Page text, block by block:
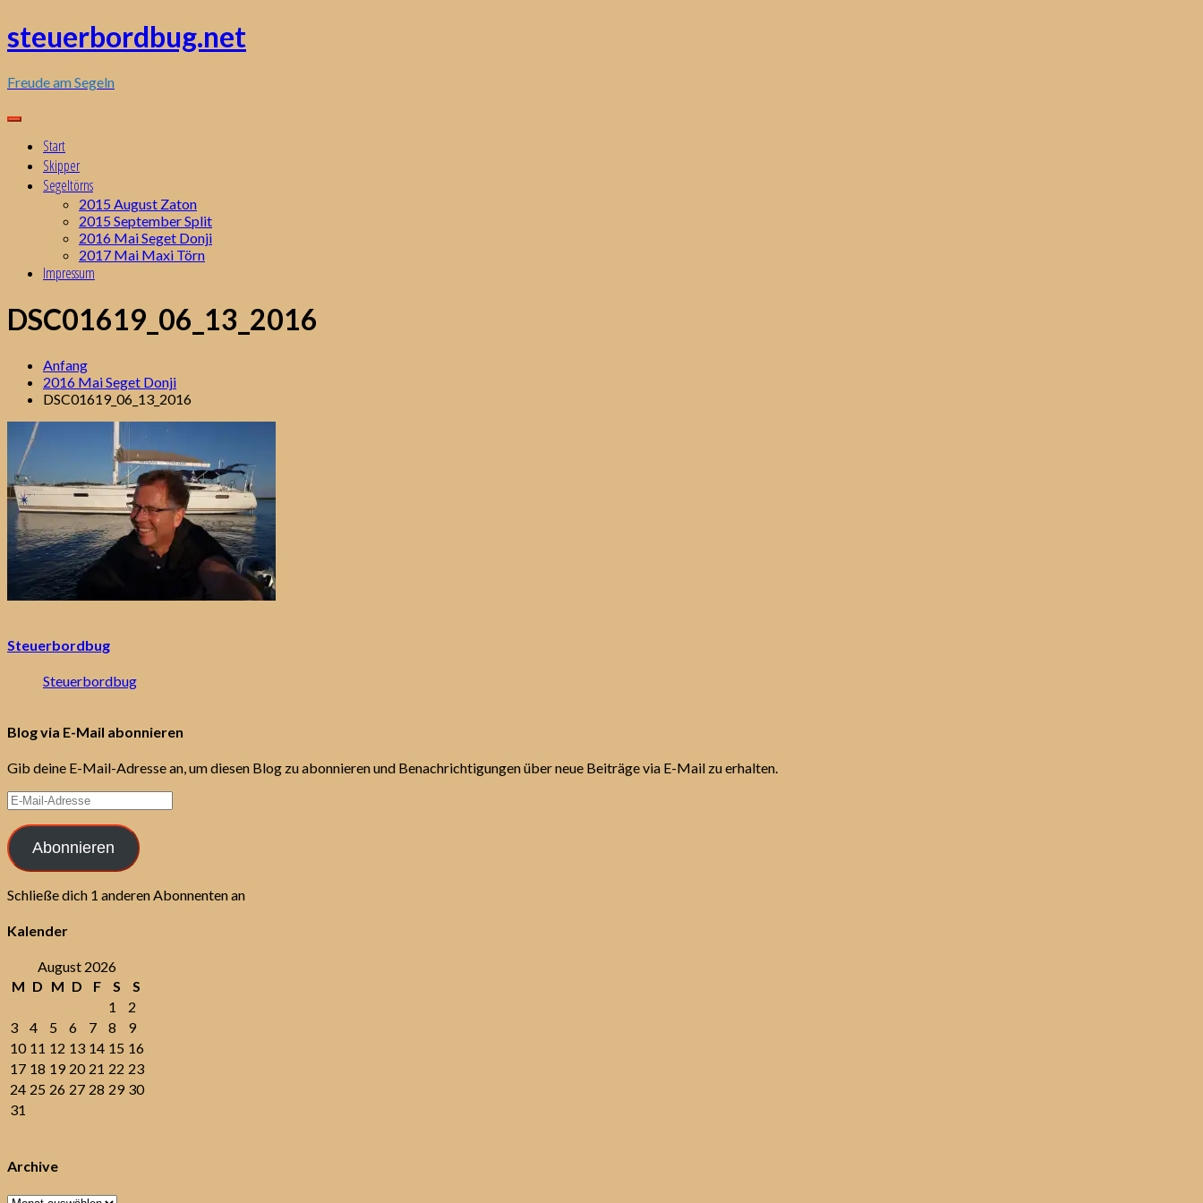
Zum
Inhalt
steuerbordbug.net
Freude am Segeln
Start
Skipper
Segeltörns
2015 August Zaton
2015 September Split
2016 Mai Seget Donji
2017 Mai Maxi Törn
Impressum
DSC01619_06_13_2016
Anfang
2016 Mai Seget Donji
DSC01619_06_13_2016
Steuerbordbug
Steuerbordbug
Blog via E-Mail abonnieren
Gib deine E-Mail-Adresse an, um diesen Blog zu abonnieren und Benachrichtigungen über neue Beiträge via E-Mail zu erhalten.
E-
Mail-
Adresse
Abonnieren
Schließe dich 1 anderen Abonnenten an
Kalender
August 2026
M D M D F S
S
1
2
3
4 5 6 7 8
9
10 11 12 13 14 15 16
17 18 19 20 21 22 23
24 25 26 27 28 29 30
31
Archive